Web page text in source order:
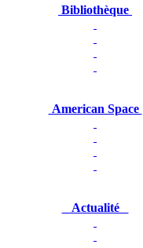
Bibliothèque
American Space
Actualité